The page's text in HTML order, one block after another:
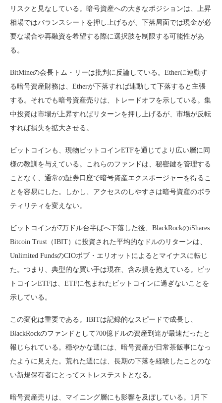
リスクと見なしている。暗号資産への大きなポジションは、上昇
相場ではバランスシートを押し上げるが、下落局面では現金が必
要な場合や再融資を希望する際に選択肢を制限する可能性があ
る。
BitMineの会長トム・リーは批判に反論している。Etherに連動す
る暗号資産財務は、Etherが下落すれば連動して下落すると主張
する。それでも暗号資産売りは、トレードオフを示している。集
中投資は市場が上昇すればリターンを押し上げるが、市場が反転
すれば損失を拡大させる。
ビットコインも、現物ビットコインETFを通じてより広い層に同
様の教訓を与えている。これらのファンドは、秘密鍵を管理する
ことなく、通常の証券口座で暗号資産エクスポージャーを得るこ
とを容易にした。しかし、アクセスのしやすさは暗号資産のボラ
ティリティを変えない。
ビットコインが7万ドル台半ばへ下落した後、BlackRockのiShares
Bitcoin Trust（IBIT）に投資された平均的なドルのリターンは、
Unlimited FundsのCIOボブ・エリオットによるとマイナスに転じ
た。つまり、典型的な買い手は現在、含み損を抱えている。ビッ
トコインETFは、ETFに包まれたビットコインに過ぎないことを
示している。
この変化は重要である。IBITは記録的なスピードで成長し、
BlackRockのファンドとして700億ドルの資産到達が最速だったと
報じられている。穏やかな週には、暗号資産が日常茶飯事になっ
たように見えた。荒れた週には、長期の下落を経験したことのな
い新規保有者にとってストレステストとなる。
暗号資産売りは、マイニング層にも影響を及ぼしている。1月下